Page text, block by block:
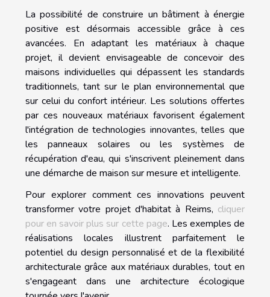
La possibilité de construire un bâtiment à énergie
positive est désormais accessible grâce à ces
avancées. En adaptant les matériaux à chaque
projet, il devient envisageable de concevoir des
maisons individuelles qui dépassent les standards
traditionnels, tant sur le plan environnemental que
sur celui du confort intérieur. Les solutions offertes
par ces nouveaux matériaux favorisent également
l'intégration de technologies innovantes, telles que
les panneaux solaires ou les systèmes de
récupération d'eau, qui s'inscrivent pleinement dans
une démarche de maison sur mesure et intelligente.
Pour explorer comment ces innovations peuvent
transformer votre projet d'habitat à Reims, cliquer
pour en savoir plus sur cette page. Les exemples de
réalisations locales illustrent parfaitement le
potentiel du design personnalisé et de la flexibilité
architecturale grâce aux matériaux durables, tout en
s'engageant dans une architecture écologique